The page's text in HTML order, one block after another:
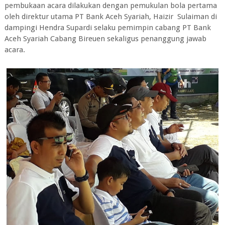
pembukaan acara dilakukan dengan pemukulan bola pertama
oleh direktur utama PT Bank Aceh Syariah, Haizir Sulaiman di
dampingi Hendra Supardi selaku pemimpin cabang PT Bank
Aceh Syariah Cabang Bireuen sekaligus penanggung jawab
acara.